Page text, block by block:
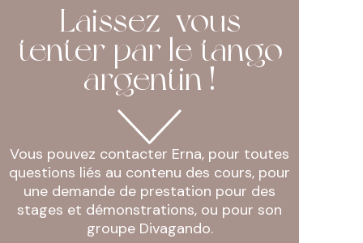
Laissez-vous
tenter par le tango
argentin !
Vous pouvez contacter Erna, pour toutes
questions liés au contenu des cours, pour
une demande de prestation pour des
stages et démonstrations, ou pour son
groupe Divagando.